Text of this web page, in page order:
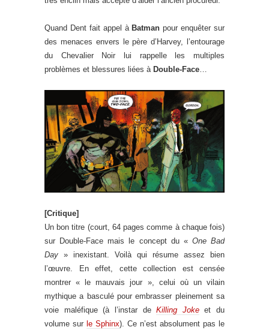
Quand Dent fait appel à Batman pour enquêter sur
des menaces envers le père d’Harvey, l’entourage
du Chevalier Noir lui rappelle les multiples
problèmes et blessures liées à Double-Face…
[Critique]
Un bon titre (court, 64 pages comme à chaque fois)
sur Double-Face mais le concept du « One Bad
Day » inexistant. Voilà qui résume assez bien
l’œuvre. En effet, cette collection est censée
montrer « le mauvais jour », celui où un vilain
mythique a basculé pour embrasser pleinement sa
voie maléfique (à l’instar deKilling Jokeet du
volume sur le Sphinx). Ce n’est absolument pas le